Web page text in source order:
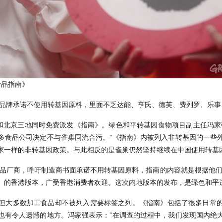
指南》
牌承诺不使用转基因原料，里面不乏达能、亨氏、德芙、费列罗、乐
京三地同时免费派发《指南》。绿色和平转基因食物项目副主任冯
食品公司决定不与雀巢同流合污。”《指南》内被列入非转基因的一些
样的非转基因政策。与此相反的是雀巢仍然坚持继续在中国使用转基
厂商，呼吁制造商书面承诺不用转基因原料，指南的内容就是根据他
香港版本，广受香港消费者欢迎。这次内地版本的发布，是绿色和
大多数加工食品却不被列入需要标签之列。《指南》包括了很多日常
有令人遗憾的地方。冯家强表示：”在调查的过程中，我们发现国内绝